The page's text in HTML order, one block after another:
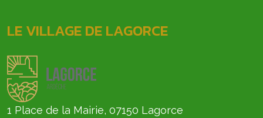
LE VILLAGE DE LAGORCE
1 Place de la Mairie, 07150 Lagorce